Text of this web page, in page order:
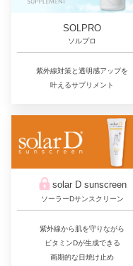
SOLPRO
ソルプロ
紫外線対策と透明感アップを
叶えるサプリメント
solar D sunscreen
ソーラーDサンスクリーン
紫外線から肌を守りながら
ビタミンDが生成できる
画期的な日焼け止め